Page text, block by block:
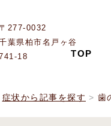
277-0032
葉県柏市名戸ヶ谷
18
TOP
症状から記事を探す 歯